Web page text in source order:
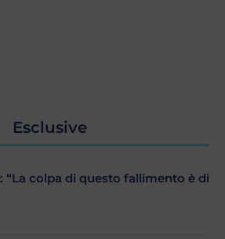
Esclusive
“La colpa di questo fallimento è di